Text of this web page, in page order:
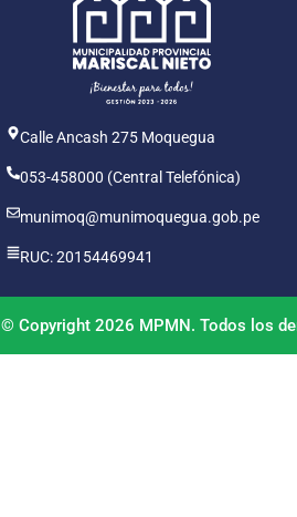
Calle Ancash 275 Moquegua
053-458000 (Central Telefónica)
munimoq@munimoquegua.gob.pe
RUC: 20154469941
© Copyright 2026 MPMN. Todos los